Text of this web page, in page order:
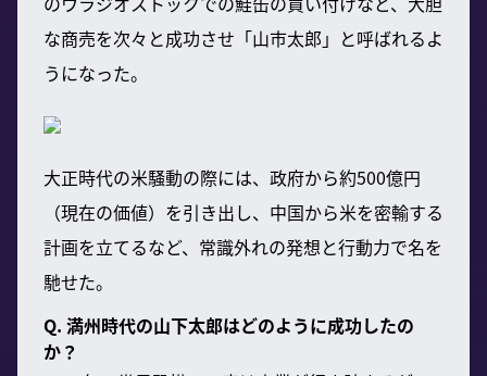
な商売を次々と成功させ「山市太郎」と呼ばれるよ
うになった。
大正時代の米騒動の際には、政府から約500億円
（現在の価値）を引き出し、中国から米を密輸する
計画を立てるなど、常識外れの発想と行動力で名を
馳せた。
Q. 満州時代の山下太郎はどのように成功したの
か？